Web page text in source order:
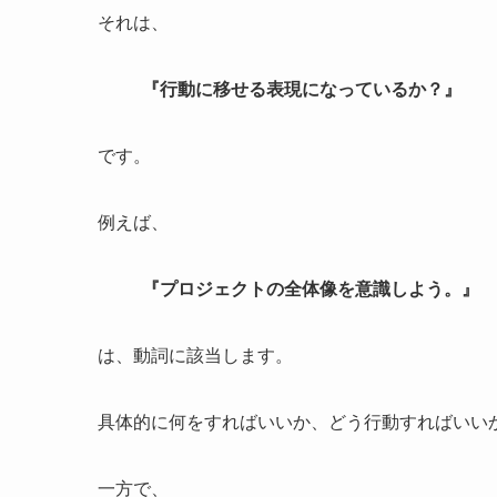
それは、
『行動に移せる表現になっているか？』
です。
例えば、
『プロジェクトの全体像を意識しよう。』
は、動詞に該当します。
具体的に何をすればいいか、どう行動すればいい
一方で、